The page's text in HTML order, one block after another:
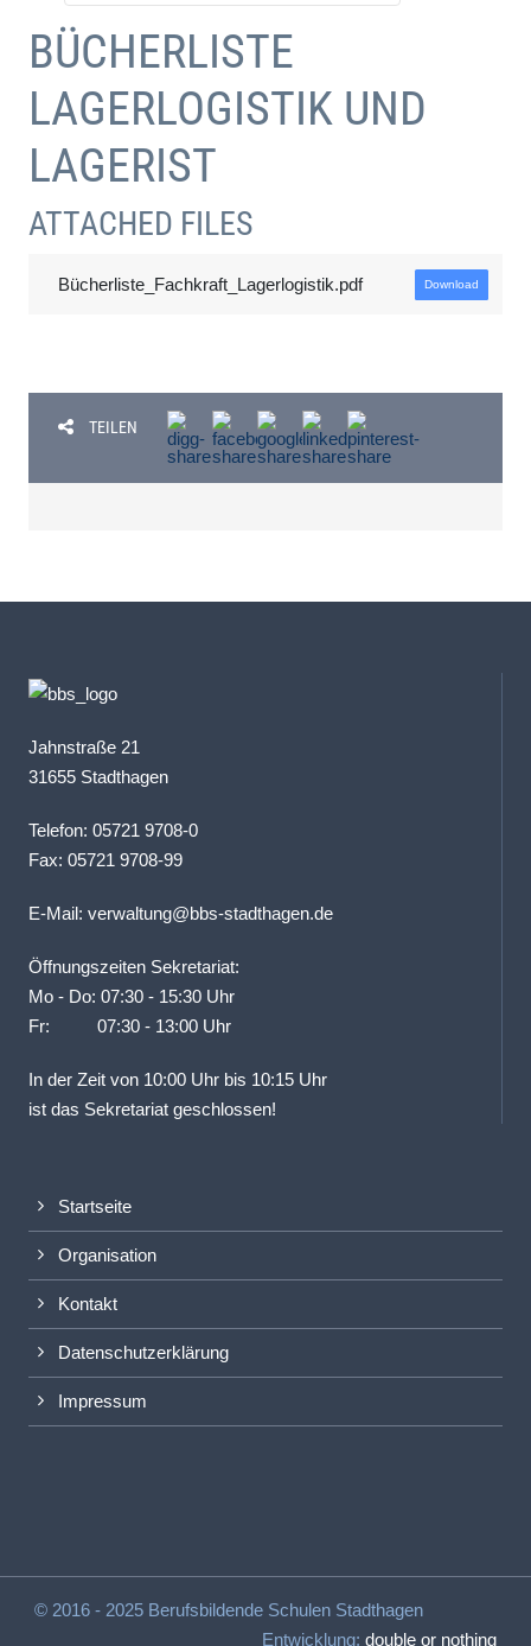
BÜCHERLISTE
LAGERLOGISTIK UND
LAGERIST
ATTACHED FILES
Bücherliste_Fachkraft_Lagerlogistik.pdf Download
TEILEN
Jahnstraße 21
31655 Stadthagen
Telefon: 05721 9708-0
Fax: 05721 9708-99
E-Mail: verwaltung@bbs-stadthagen.de
Öffnungszeiten Sekretariat:
Mo - Do: 07:30 - 15:30 Uhr
Fr: 07:30 - 13:00 Uhr
In der Zeit von 10:00 Uhr bis 10:15 Uhr
ist das Sekretariat geschlossen!
Startseite
Organisation
Kontakt
Datenschutzerklärung
Impressum
© 2016 - 2025 Berufsbildende Schulen Stadthagen
Entwicklung: double or nothing